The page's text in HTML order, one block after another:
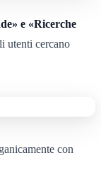
e «Ricerche
utenti cercano
con